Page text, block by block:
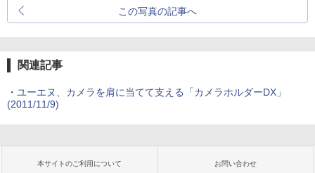
この写真の記事へ
関連記事
・ ユーエヌ、カメラを肩に当てて支える「カメラホルダーDX」
(2011/11/9)
本サイトのご利用について お問い合わせ